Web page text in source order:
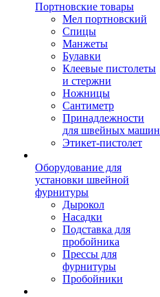
Портновские товары
Мел портновский
Спицы
Манжеты
Булавки
Клеевые пистолеты
и стержни
Ножницы
Сантиметр
Принадлежности
для швейных машин
Этикет-пистолет
Оборудование для
установки швейной
фурнитуры
Дырокол
Насадки
Подставка для
пробойника
Прессы для
фурнитуры
Пробойники